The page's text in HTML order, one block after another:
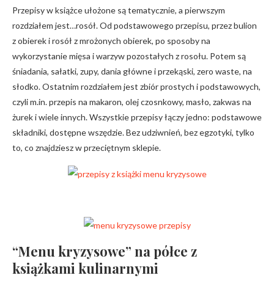
Przepisy w książce ułożone są tematycznie, a pierwszym
rozdziałem jest…rosół. Od podstawowego przepisu, przez bulion
z obierek i rosół z mrożonych obierek, po sposoby na
wykorzystanie mięsa i warzyw pozostałych z rosołu. Potem są
śniadania, sałatki, zupy, dania główne i przekąski, zero waste, na
słodko. Ostatnim rozdziałem jest zbiór prostych i podstawowych,
czyli m.in. przepis na makaron, olej czosnkowy, masło, zakwas na
żurek i wiele innych. Wszystkie przepisy łączy jedno: podstawowe
składniki, dostępne wszędzie. Bez udziwnień, bez egzotyki, tylko
to, co znajdziesz w przeciętnym sklepie.
“Menu kryzysowe” na półce z
książkami kulinarnymi